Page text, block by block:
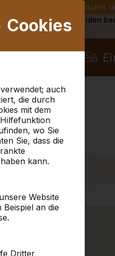
berücksichtigen Sie daher
Cookies
auch
die durch
mit dem
wo Sie
Sie, dass die
kann.
Website
an die
Dritter
Kunden